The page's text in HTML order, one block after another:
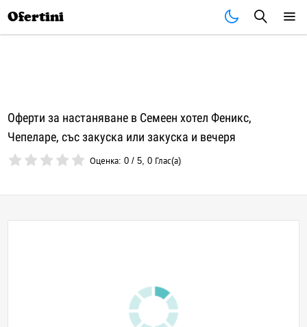
Ofertini
Оферти за настаняване в Семеен хотел Феникс,
Чепеларе, със закуска или закуска и вечеря
Оценка:0 /5,0 Глас(а)